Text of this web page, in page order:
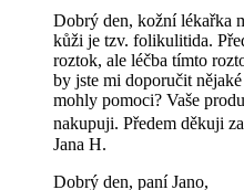
Dobrý den, kožní lékařka
kůži je tzv. folikulitida.
roztok, ale léčba tímto
by jste mi doporučit
mohly pomoci? Vaše
nakupuji. Předem děkuji
Jana H.
Dobrý den, paní Jano,